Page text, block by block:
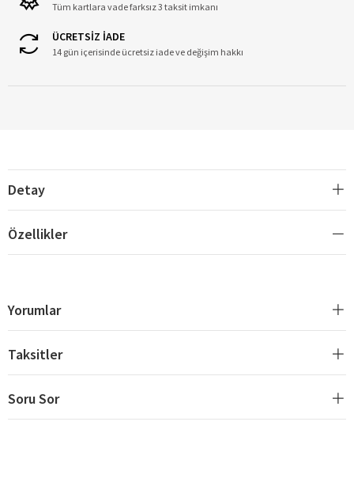
Tüm kartlara vade farksız 3 taksit imkanı
ÜCRETSİZ İADE
14 gün içerisinde ücretsiz iade ve değişim hakkı
Detay
Özellikler
Yorumlar
Taksitler
Soru Sor